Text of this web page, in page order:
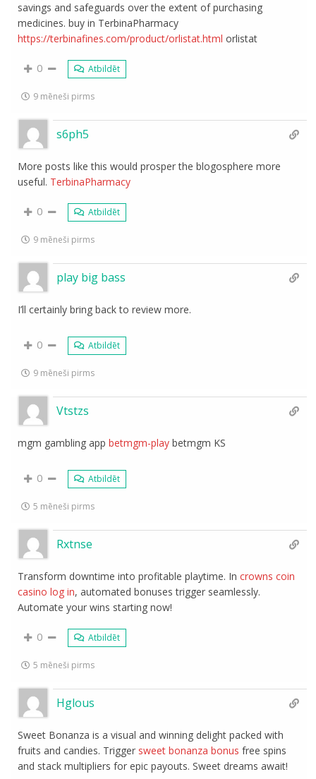
savings and safeguards over the extent of purchasing
medicines. buy in TerbinaPharmacy
https://terbinafines.com/product/orlistat.html orlistat
0 Atbildēt
9 mēneši pirms
s6ph5
More posts like this would prosper the blogosphere more
useful. TerbinaPharmacy
0 Atbildēt
9 mēneši pirms
play big bass
I’ll certainly bring back to review more.
0 Atbildēt
9 mēneši pirms
Vtstzs
mgm gambling appbetmgm-play betmgm KS
0 Atbildēt
5 mēneši pirms
Rxtnse
Transform downtime into profitable playtime. Incrowns coin
casino log in, automated bonuses trigger seamlessly.
Automate your wins starting now!
0 Atbildēt
5 mēneši pirms
Hglous
Sweet Bonanza is a visual and winning delight packed with
fruits and candies. Trigger sweet bonanza bonus free spins
and stack multipliers for epic payouts. Sweet dreams await!